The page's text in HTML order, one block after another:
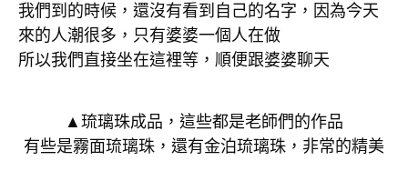
我們到的時候，還沒有看到自己的名字，因為今天
來的人潮很多，只有婆婆一個人在做
所以我們直接坐在這裡等，順便跟婆婆聊天
▲琉璃珠成品，這些都是老師們的作品
有些是霧面琉璃珠，還有金泊琉璃珠，非常的精美